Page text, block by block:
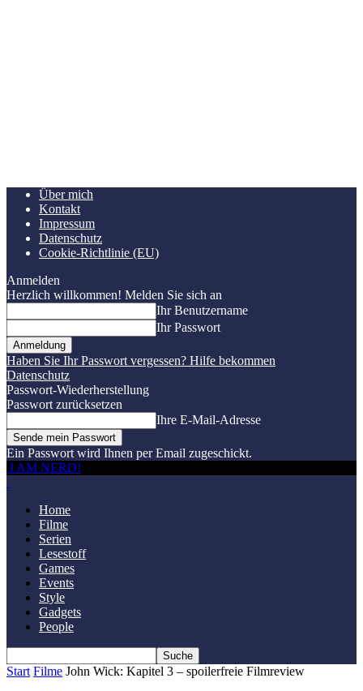
Über mich
Kontakt
Impressum
Datenschutz
Cookie-Richtlinie (EU)
Anmelden
Herzlich willkommen! Melden Sie sich an
Ihr Benutzername
Ihr Passwort
Haben Sie Ihr Passwort vergessen? Hilfe bekommen
Datenschutz
Passwort-Wiederherstellung
Passwort zurücksetzen
Ihre E-Mail-Adresse
Ein Passwort wird Ihnen per Email zugeschickt.
I AM NERD!
Home
Filme
Serien
Lesestoff
Games
Events
Style
Gadgets
People
Start Filme John Wick: Kapitel 3 – spoilerfreie Filmreview